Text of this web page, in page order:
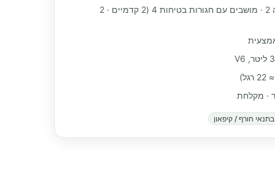
מקומות שינה 2 · מושבים עם חגורות בטיחות 4 (2 קדמיים · 2
· מקלחת
חורף / קיפאון